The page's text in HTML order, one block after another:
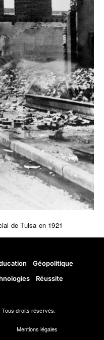
de Tulsa en 1921
Géopolitique
Réussite
droits réservés.
Mentions légales